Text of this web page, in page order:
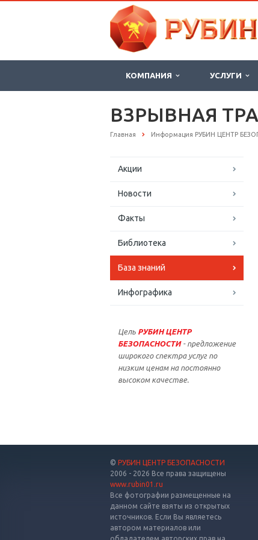
КОМПАНИЯ УСЛУГИ
ВЗРЫВНАЯ
Главная Информация РУБИН ЦЕНТР
Акции
Новости
Факты
Библиотека
База знаний
Инфографика
Цель РУБИН ЦЕНТР
БЕЗОПАСНОСТИ - предложение
широкого спектра услуг по
низким ценам на постоянно
высоком качестве.
© РУБИН ЦЕНТР БЕЗОПАСНОСТИ
2006 - 2026 Все права защищены
www.rubin01.ru
Все фотографии размещенные на
данном сайте взяты из открытых
источников. Если Вы являетесь
автором материалов или